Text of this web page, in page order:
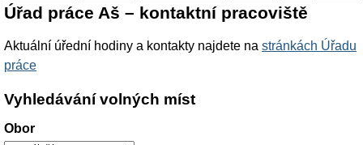
Úřad práce Aš – kontaktní pracoviště
Aktuální úřední hodiny a kontakty najdete na stránkách Úřadu
práce
Vyhledávání volných míst
Obor